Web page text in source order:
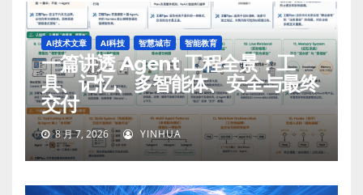
AI技术文章 AI科技 智慧城市 智能教育
一篇讲透 Agent 工程全景：工
具、记忆、多智能体、安全与最终
交付
8 月 7, 2026 YINHUA